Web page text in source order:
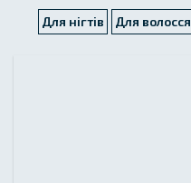
Для нігтів Для волосся